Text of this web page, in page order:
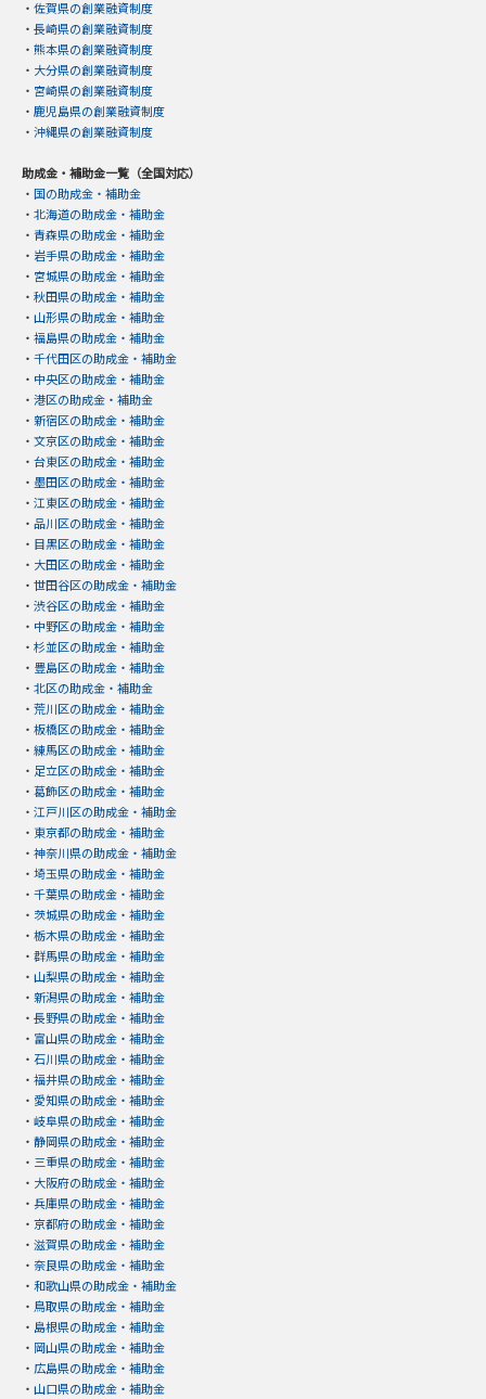
・ 佐賀県の創業融資制度
・ 長崎県の創業融資制度
・ 熊本県の創業融資制度
・ 大分県の創業融資制度
・ 宮崎県の創業融資制度
・ 鹿児島県の創業融資制度
・ 沖縄県の創業融資制度
助成金・補助金一覧（全国対応）
・ 国の助成金・補助金
・ 北海道の助成金・補助金
・ 青森県の助成金・補助金
・ 岩手県の助成金・補助金
・ 宮城県の助成金・補助金
・ 秋田県の助成金・補助金
・ 山形県の助成金・補助金
・ 福島県の助成金・補助金
・ 千代田区の助成金・補助金
・ 中央区の助成金・補助金
・ 港区の助成金・補助金
・ 新宿区の助成金・補助金
・ 文京区の助成金・補助金
・ 台東区の助成金・補助金
・ 墨田区の助成金・補助金
・ 江東区の助成金・補助金
・ 品川区の助成金・補助金
・ 目黒区の助成金・補助金
・ 大田区の助成金・補助金
・ 世田谷区の助成金・補助金
・ 渋谷区の助成金・補助金
・ 中野区の助成金・補助金
・ 杉並区の助成金・補助金
・ 豊島区の助成金・補助金
・ 北区の助成金・補助金
・ 荒川区の助成金・補助金
・ 板橋区の助成金・補助金
・ 練馬区の助成金・補助金
・ 足立区の助成金・補助金
・ 葛飾区の助成金・補助金
・ 江戸川区の助成金・補助金
・ 東京都の助成金・補助金
・ 神奈川県の助成金・補助金
・ 埼玉県の助成金・補助金
・ 千葉県の助成金・補助金
・ 茨城県の助成金・補助金
・ 栃木県の助成金・補助金
・ 群馬県の助成金・補助金
・ 山梨県の助成金・補助金
・ 新潟県の助成金・補助金
・ 長野県の助成金・補助金
・ 富山県の助成金・補助金
・ 石川県の助成金・補助金
・ 福井県の助成金・補助金
・ 愛知県の助成金・補助金
・ 岐阜県の助成金・補助金
・ 静岡県の助成金・補助金
・ 三重県の助成金・補助金
・ 大阪府の助成金・補助金
・ 兵庫県の助成金・補助金
・ 京都府の助成金・補助金
・ 滋賀県の助成金・補助金
・ 奈良県の助成金・補助金
・ 和歌山県の助成金・補助金
・ 鳥取県の助成金・補助金
・ 島根県の助成金・補助金
・ 岡山県の助成金・補助金
・ 広島県の助成金・補助金
・ 山口県の助成金・補助金